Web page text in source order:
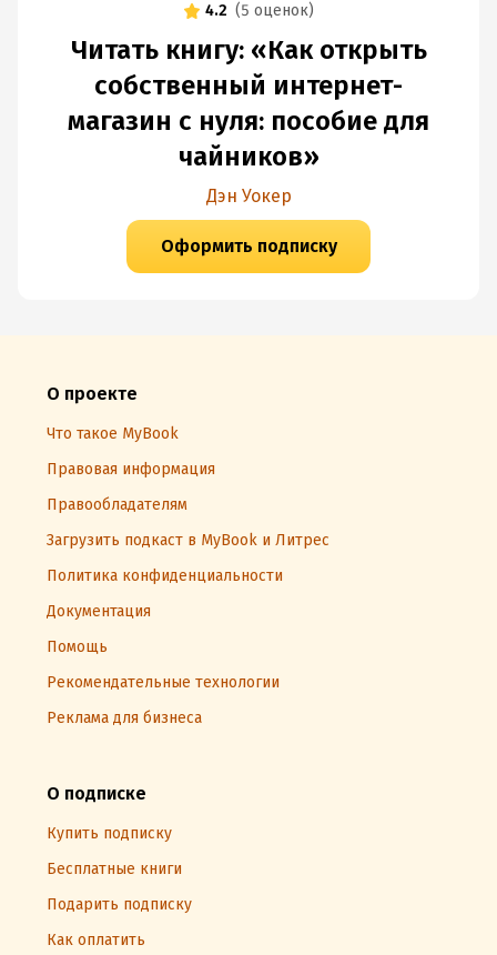
4.2 (5 оценок)
Читать книгу: «Как открыть
собственный интернет-
магазин с нуля: пособие для
чайников»
Дэн Уокер
Оформить подписку
О проекте
Что такое MyBook
Правовая информация
Правообладателям
Загрузить подкаст в MyBook и Литрес
Политика конфиденциальности
Документация
Помощь
Рекомендательные технологии
Реклама для бизнеса
О подписке
Купить подписку
Бесплатные книги
Подарить подписку
Как оплатить